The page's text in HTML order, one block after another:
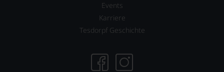
Events
Karriere
Tesdorpf Geschichte